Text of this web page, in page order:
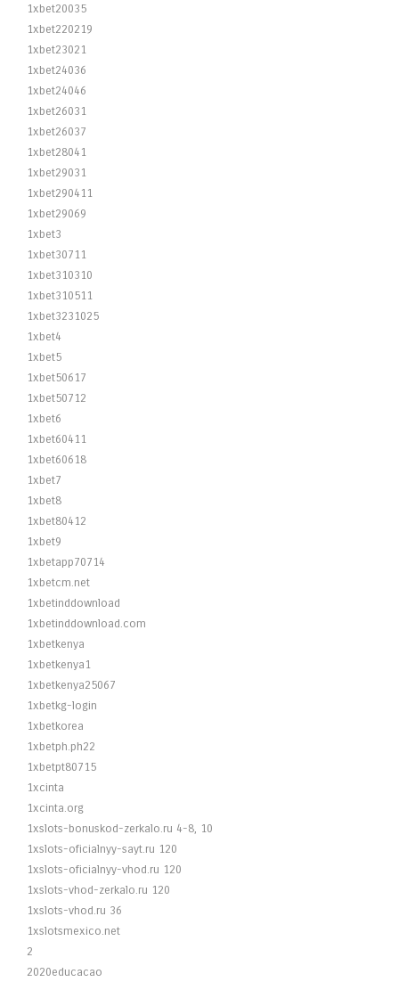
1xbet20035
1xbet220219
1xbet23021
1xbet24036
1xbet24046
1xbet26031
1xbet26037
1xbet28041
1xbet29031
1xbet290411
1xbet29069
1xbet3
1xbet30711
1xbet310310
1xbet310511
1xbet3231025
1xbet4
1xbet5
1xbet50617
1xbet50712
1xbet6
1xbet60411
1xbet60618
1xbet7
1xbet8
1xbet80412
1xbet9
1xbetapp70714
1xbetcm.net
1xbetinddownload
1xbetinddownload.com
1xbetkenya
1xbetkenya1
1xbetkenya25067
1xbetkg-login
1xbetkorea
1xbetph.ph22
1xbetpt80715
1xcinta
1xcinta.org
1xslots-bonuskod-zerkalo.ru 4-8, 10
1xslots-oficialnyy-sayt.ru 120
1xslots-oficialnyy-vhod.ru 120
1xslots-vhod-zerkalo.ru 120
1xslots-vhod.ru 36
1xslotsmexico.net
2
2020educacao